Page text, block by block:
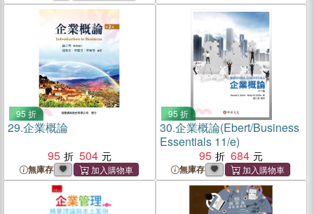
95 折
29.企業概論
95
504
無庫存
95 折
30.企業概論(Ebert/Business
Essentials 11/e)
95
684
無庫存